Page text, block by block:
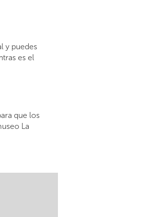
y puedes
es el
que los
La